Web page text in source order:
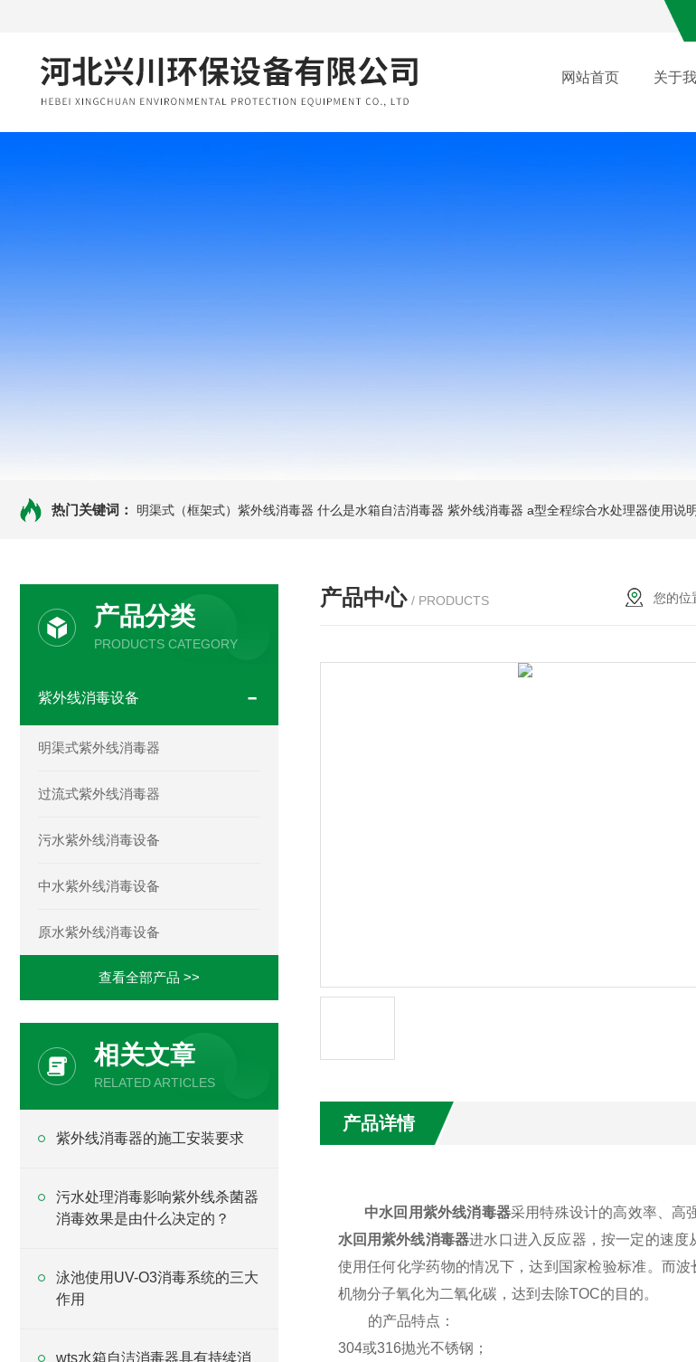
网站首页 关于
热门关键词： 明渠式（框架式）紫外线消毒器 什么是水箱自洁消毒器 紫外线消毒器 a型全程综合水处理器使用说明
产品分类
PRODUCTS CATEGORY
紫外线消毒设备
明渠式紫外线消毒器
过流式紫外线消毒器
污水紫外线消毒设备
中水紫外线消毒设备
原水紫外线消毒设备
查看全部产品 >>
相关文章
RELATED ARTICLES
紫外线消毒器的施工安装要求
污水处理消毒影响紫外线杀菌器
消毒效果是由什么决定的？
泳池使用UV-O3消毒系统的三大
作用
wts水箱自洁消毒器具有持续消
产品中心 / PRODUCTS 您的位
产品详情
中水回用紫外线消毒器采用特殊设计的高效率、高
水回用紫外线消毒器进水口进入反应器，按一定的速度
使用任何化学药物的情况下，达到国家检验标准。 而波
机物分子氧化为二氧化碳，达到去除TOC的目的。
的产品特点：
304或316抛光不锈钢；